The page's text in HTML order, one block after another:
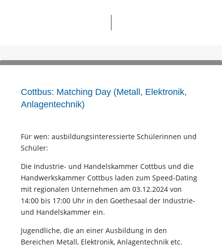
Cottbus: Matching Day (Metall, Elektronik,
Anlagentechnik)
Für wen: ausbildungsinteressierte Schülerinnen und
Schüler:
Die Industrie- und Handelskammer Cottbus und die
Handwerkskammer Cottbus laden zum Speed-Dating
mit regionalen Unternehmen am 03.12.2024 von
14:00 bis 17:00 Uhr in den Goethesaal der Industrie-
und Handelskammer ein.
Jugendliche, die an einer Ausbildung in den
Bereichen Metall, Elektronik, Anlagentechnik etc.